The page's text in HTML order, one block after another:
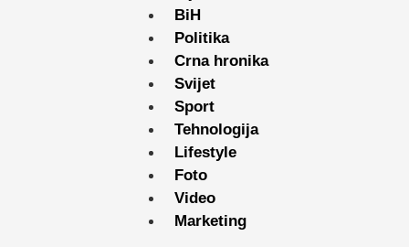
BiH
Politika
Crna hronika
Svijet
Sport
Tehnologija
Lifestyle
Foto
Video
Marketing